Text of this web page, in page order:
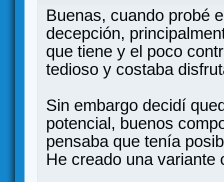
Buenas, cuando probé
decepción,
que tiene y el poco
tedioso y costaba
Sin embargo decidí
potencial, buenos
pensaba que tenía
He creado una variante